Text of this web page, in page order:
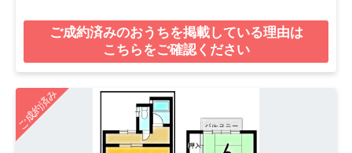
ご成約済みのおうちを掲載している理由は
こちらをご確認ください
ご成約済み